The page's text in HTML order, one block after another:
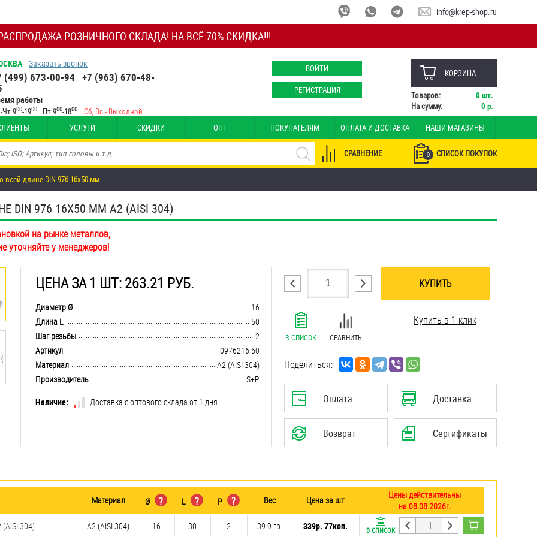
РОЗНИЧНОГО СКЛАДА! НА ВСЁ 70% СКИДКА!!!
info@krep-shop.ru
Заказать звонок
(499) 673-00-94 +7 (963) 670-48-
работы
Чт 900-1900 Пт 900-1800 Сб, Вс - Выходной
ВОЙТИ
РЕГИСТРАЦИЯ
КОРЗИНА
Товаров: 0 шт.
На сумму:
0 р.
УСЛУГИ СКИДКИ ОПТ ПОКУПАТЕЛЯМ ОПЛАТА И ДОСТАВКА НАШИ МАГАЗИНЫ
0 СПИСОК ПОКУПОК
СРАВНЕНИЕ
длине DIN 976 16х50 мм
976 16Х50 ММ А2 (AISI 304)
на рынке металлов,
уточняйте у менеджеров!
ЦЕНА ЗА 1 ШТ: 263.21 РУБ.
........................................................................................................................................................................................................
Диаметр Ø
16
........................................................................................................................................................................................................
Длина L
50
........................................................................................................................................................................................................
Шаг резьбы
2
........................................................................................................................................................................................................
Артикул
0976216 50
........................................................................................................................................................................................................
Материал
А2 (AISI 304)
........................................................................................................................................................................................................
Производитель
S+P
Наличие:
Доставка с оптового склада от 1 дня
КУПИТЬ
В СПИСОК СРАВНИТЬ
Купить в 1 клик
Поделиться:
Оплата Доставка
Возврат Сертификаты
Материал Ø ? L ? P ? Вес Цена за шт
Цены действительны
на 08.08.2026г.
304)
А2 (AISI 304) 16 30 2 39.9 гр. 339р. 77коп. В СПИСОК